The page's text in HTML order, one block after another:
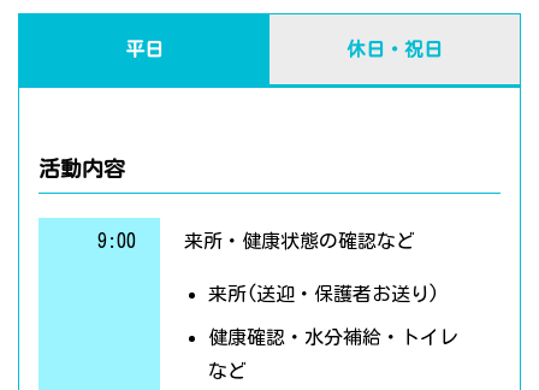
平日 休日・祝日
活動内容
9:00 来所・健康状態の確認など
来所(送迎・保護者お送り)
健康確認・水分補給・トイレ
など